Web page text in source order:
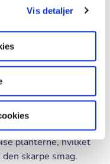
Vis detaljer
med relativt
ranunkelfamilien,
saft,
at få saft fra
håndtere
madpakker ude i
planterne, hvilket
skarpe smag.